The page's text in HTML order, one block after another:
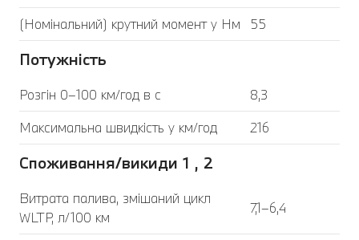
(Номінальний) крутний момент у Нм 55
Потужність
Розгін 0–100 км/год в с
8,3
Максимальна швидкість у км/год
216
Споживання/викиди 1 , 2
Витрата палива, змішаний цикл
WLTP, л/100 км
7,1–6,4